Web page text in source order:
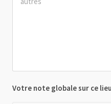
Votre note globale sur ce